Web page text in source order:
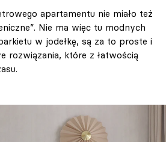
apartamentu nie miało też
Nie ma więc tu modnych
w jodełkę, są za to proste i
rozwiązania, które z łatwością